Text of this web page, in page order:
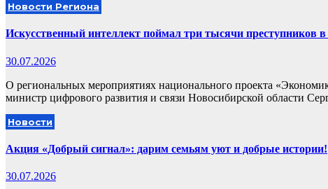
Новости Региона
Искусственный интеллект поймал три тысячи преступников
30.07.2026
О региональных мероприятиях национального проекта
министр цифрового развития и связи Новосибирской области
Новости
Акция «Добрый сигнал»: дарим семьям уют и добрые истории!
30.07.2026